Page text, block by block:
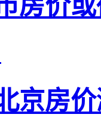
房价
京房